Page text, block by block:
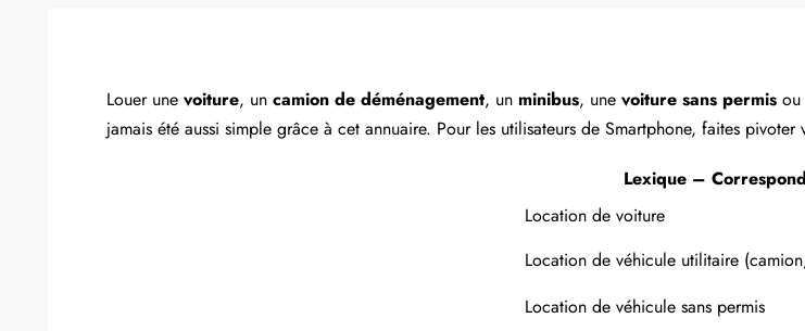
Louer unevoiture, uncamion de déménagement, un minibus, unevoiture sans permis
jamais été aussi simple grâce à cet annuaire. Pour les utilisateurs de Smartphone, faites
Lexique –
Location de voiture
Location de véhicule utilitaire
Location de véhicule sans permis